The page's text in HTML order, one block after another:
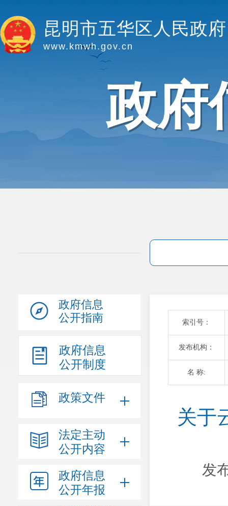
昆明市五华区人民政府
www.kmwh.gov.cn
政府
政府信息
公开指南
政府信息
公开制度
政策文件
法定主动
公开内容
政府信息
公开年报
索引号：
发布机构：
名 称:
关于
发